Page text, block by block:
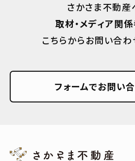
さかさま不動産
取材・メディア関
こちらからお問い合わ
フォームでお問い